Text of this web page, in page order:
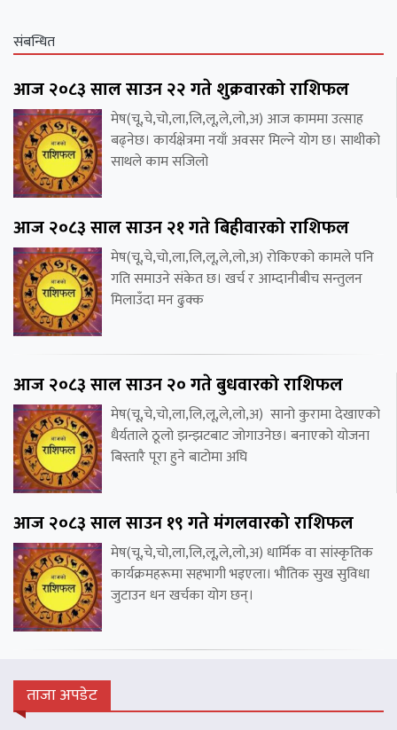
संबन्धित
आज २०८३ साल साउन २२ गते शुक्रवारको राशिफल
मेष(चू,चे,चो,ला,लि,लू,ले,लो,अ) आज काममा उत्साह
बढ्नेछ। कार्यक्षेत्रमा नयाँ अवसर मिल्ने योग छ। साथीको
साथले काम सजिलो
आज २०८३ साल साउन २१ गते बिहीवारको राशिफल
मेष(चू,चे,चो,ला,लि,लू,ले,लो,अ) रोकिएको कामले पनि
गति समाउने संकेत छ। खर्च र आम्दानीबीच सन्तुलन
मिलाउँदा मन ढुक्क
आज २०८३ साल साउन २० गते बुधवारको राशिफल
मेष(चू,चे,चो,ला,लि,लू,ले,लो,अ) सानो कुरामा देखाएको
धैर्यताले ठूलो झन्झटबाट जोगाउनेछ। बनाएको योजना
बिस्तारै पूरा हुने बाटोमा अघि
आज २०८३ साल साउन १९ गते मंगलवारको राशिफल
मेष(चू,चे,चो,ला,लि,लू,ले,लो,अ) धार्मिक वा सांस्कृतिक
कार्यक्रमहरूमा सहभागी भइएला। भौतिक सुख सुविधा
जुटाउन धन खर्चका योग छन्।
ताजा अपडेट